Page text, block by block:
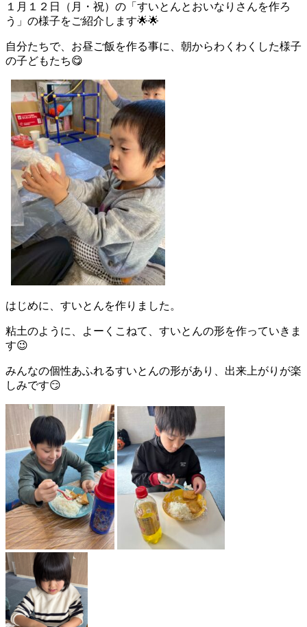
１月１２日（月・祝）の「すいとんとおいなりさんを作ろ
う」の様子をご紹介します🌟🌟
自分たちで、お昼ご飯を作る事に、朝からわくわくした様子
の子どもたち😋
はじめに、すいとんを作りました。
粘土のように、よーくこねて、すいとんの形を作っていきま
す😉
みんなの個性あふれるすいとんの形があり、出来上がりが楽
しみです😏